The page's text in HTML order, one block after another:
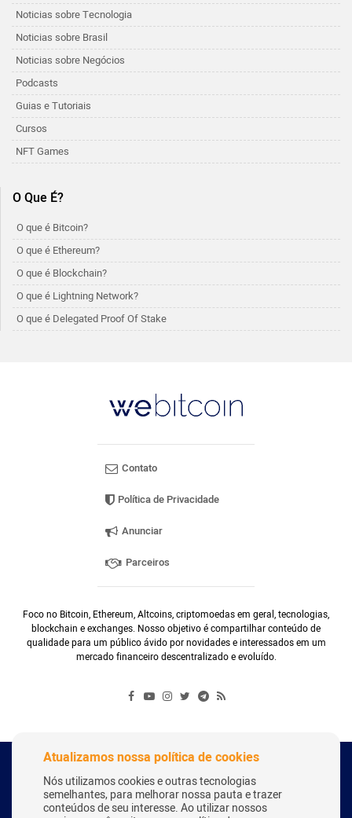
Noticias sobre Tecnologia
Noticias sobre Brasil
Noticias sobre Negócios
Podcasts
Guias e Tutoriais
Cursos
NFT Games
O Que É?
O que é Bitcoin?
O que é Ethereum?
O que é Blockchain?
O que é Lightning Network?
O que é Delegated Proof Of Stake
Contato
Política de Privacidade
Anunciar
Parceiros
Foco no Bitcoin, Ethereum, Altcoins, criptomoedas em geral, tecnologias,
blockchain e exchanges. Nosso objetivo é compartilhar conteúdo de
qualidade para um público ávido por novidades e interessados em um
mercado financeiro descentralizado e evoluído.
Copyright Webitcoin 2018 - Todos os Direitos Reservados
Atualizamos nossa política de cookies
Nós utilizamos cookies e outras tecnologias
semelhantes, para melhorar nossa pauta e trazer
conteúdos de seu interesse. Ao utilizar nossos